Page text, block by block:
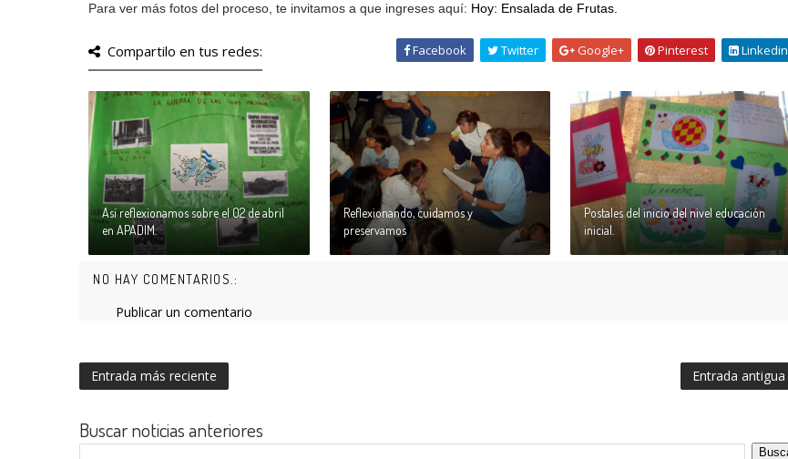
Para ver más fotos del proceso, te invitamos a que ingreses aquí: Hoy: Ensalada de Frutas.
Compartilo en tus redes: Facebook Twitter Google+ Pinterest Linkedin
Así reflexionamos sobre el 02 de abril
en APADIM.
Reflexionando, cuidamos y
preservamos
Postales del inicio del nivel educación
inicial.
NO HAY COMENTARIOS.:
Publicar un comentario
Entrada más reciente Entrada antigua
Buscar noticias anteriores